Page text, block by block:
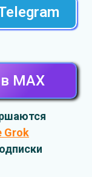
Оплатить Grok в MAХ
Grok